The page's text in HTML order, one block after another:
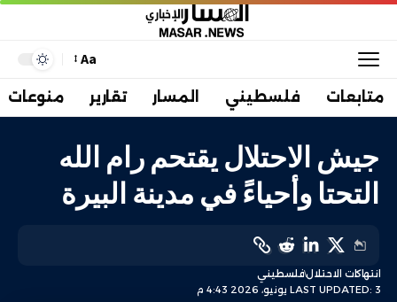
Aa
متابعات فلسطيني المسار تقارير منوعات
جيش الاحتلال يقتحم رام الله
التحتا وأحياءً في مدينة البيرة
LAST UPDATED: 3 يونيو، 2026 4:43 م
انتهاكات الاحتلالفلسطيني